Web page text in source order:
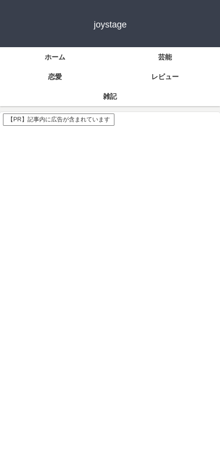
joystage
ホーム 芸能
恋愛 レビュー
雑記
【PR】記事内に広告が含まれています